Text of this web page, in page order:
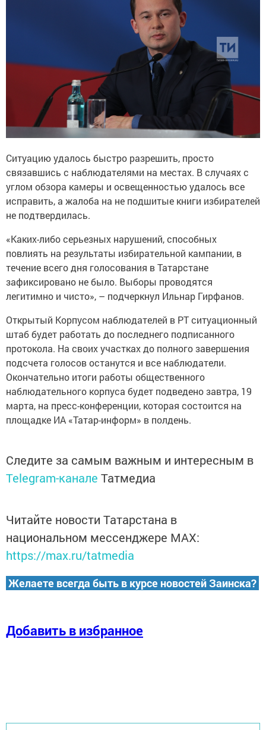
Ситуацию удалось быстро разрешить, просто
связавшись с наблюдателями на местах. В случаях с
углом обзора камеры и освещенностью удалось все
исправить, а жалоба на не подшитые книги избирателей
не подтвердилась.
«Каких-либо серьезных нарушений, способных
повлиять на результаты избирательной кампании, в
течение всего дня голосования в Татарстане
зафиксировано не было. Выборы проводятся
легитимно и чисто», – подчеркнул Ильнар Гирфанов.
Открытый Корпусом наблюдателей в РТ ситуационный
штаб будет работать до последнего подписанного
протокола. На своих участках до полного завершения
подсчета голосов останутся и все наблюдатели.
Окончательно итоги работы общественного
наблюдательного корпуса будет подведено завтра, 19
марта, на пресс-конференции, которая состоится на
площадке ИА «Татар-информ» в полдень.
Следите за самым важным и интересным в
Telegram-канале Татмедиа
Читайте новости Татарстана в
национальном мессенджере MАХ:
https://max.ru/tatmedia
Желаете всегда быть в курсе новостей Заинска?
Добавить в избранное